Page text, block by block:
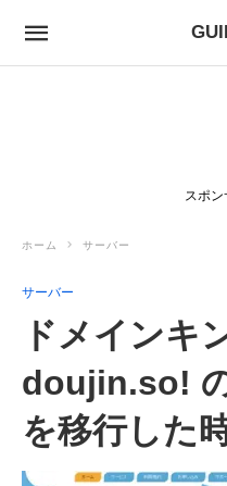
スポン
ホーム サーバー
サーバー
ドメインキ
doujin.so!
を移行した